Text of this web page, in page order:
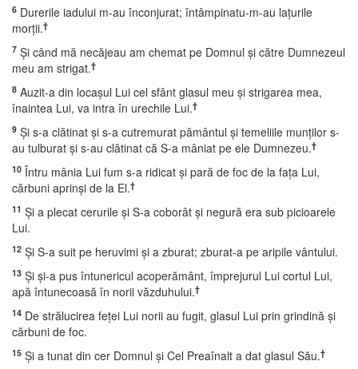
6 Durerile iadului m-au înconjurat; întâmpinatu-m-au laţurile
morţii.†
7 Şi când mă necăjeau am chemat pe Domnul şi către Dumnezeul
meu am strigat.†
8 Auzit-a din locaşul Lui cel sfânt glasul meu şi strigarea mea,
înaintea Lui, va intra în urechile Lui.†
9 Şi s-a clătinat şi s-a cutremurat pământul şi temeliile munţilor s-
au tulburat şi s-au clătinat că S-a mâniat pe ele Dumnezeu.†
10 Întru mânia Lui fum s-a ridicat şi pară de foc de la faţa Lui,
cărbuni aprinşi de la El.†
11 Şi a plecat cerurile şi S-a coborât şi negură era sub picioarele
Lui.
12 Şi S-a suit pe heruvimi şi a zburat; zburat-a pe aripile vântului.
13 Şi şi-a pus întunericul acoperământ, împrejurul Lui cortul Lui,
apă întunecoasă în norii văzduhului.†
14 De strălucirea feţei Lui norii au fugit, glasul Lui prin grindină şi
cărbuni de foc.
15 Şi a tunat din cer Domnul şi Cel Preaînalt a dat glasul Său.†